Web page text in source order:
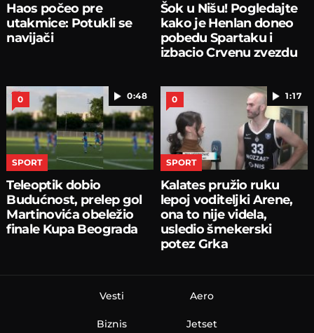
Haos počeo pre
utakmice: Potukli se
navijači
Šok u Nišu! Pogledajte
kako je Henlan doneo
pobedu Spartaku i
izbacio Crvenu zvezdu
0:48
0
SPORT
Teleoptik dobio
Budućnost, prelep gol
Martinovića obeležio
finale Kupa Beograda
1:17
0
SPORT
Kalates pružio ruku
lepoj voditeljki Arene,
ona to nije videla,
usledio šmekerski
potez Grka
Vesti
Biznis
Aero
Jetset